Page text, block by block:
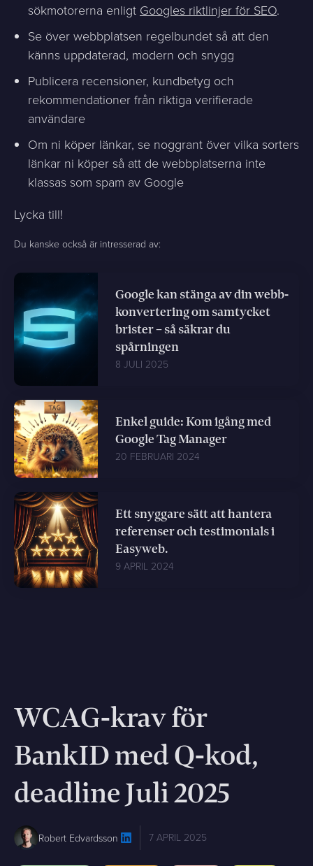
sökmotorerna enligt Googles riktlinjer för SEO.
Se över webbplatsen regelbundet så att den
känns uppdaterad, modern och snygg
Publicera recensioner, kundbetyg och
rekommendationer från riktiga verifierade
användare
Om ni köper länkar, se noggrant över vilka sorters
länkar ni köper så att de webbplatserna inte
klassas som spam av Google
Lycka till!
Du kanske också är intresserad av:
Google kan stänga av din webb-
konvertering om samtycket
brister – så säkrar du
spårningen
8 JULI 2025
Enkel guide: Kom igång med
Google Tag Manager
20 FEBRUARI 2024
Ett snyggare sätt att hantera
referenser och testimonials i
Easyweb.
9 APRIL 2024
WCAG-krav för
BankID med Q-kod,
deadline Juli 2025
Robert Edvardsson 7 APRIL 2025